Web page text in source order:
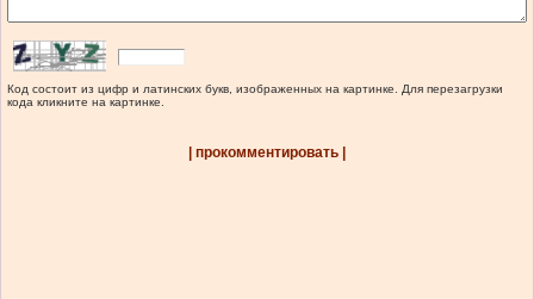
Код состоит из цифр и латинских букв, изображенных на картинке. Для перезагрузки
кода кликните на картинке.
| прокомментировать |